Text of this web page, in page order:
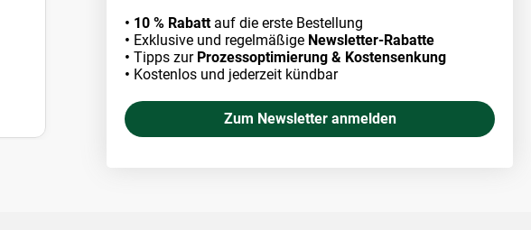
• 10 % Rabatt auf die erste Bestellung
• Exklusive und regelmäßige Newsletter-Rabatte
• Tipps zur Prozessoptimierung & Kostensenkung
• Kostenlos und jederzeit kündbar
Zum Newsletter anmelden